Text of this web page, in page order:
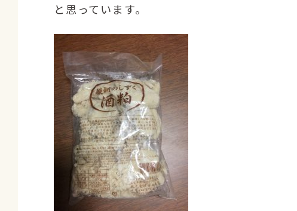
と思っています。